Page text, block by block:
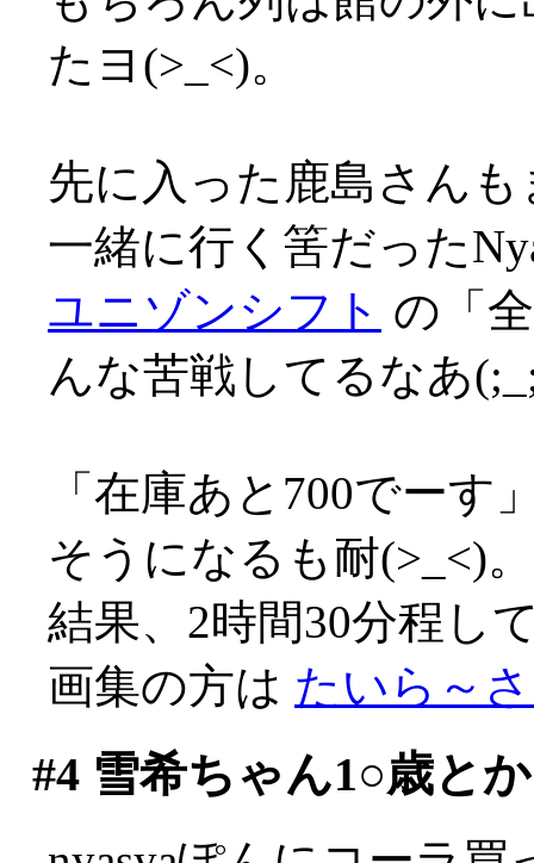
たヨ(>_<)。
先に入った鹿島さん
一緒に行く筈だった
ユニゾンシフト の「
んな苦戦してるなあ
「在庫あと700でーす
そうになるも耐(>_<)。
結果、2時間30分程し
画集の方は たいら～
#4雪希ちゃん1○歳とか